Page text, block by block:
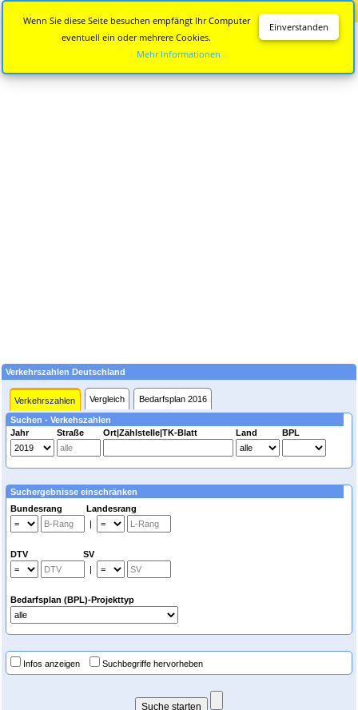
Verkehrszahlen Deutschland
Verkehrszahlen Vergleich Bedarfsplan 2016
Suchen - Verkehszahlen
Jahr
Straße Ort|Zählstelle|TK-Blatt Land BPL
Suchergebnisse einschränken
Bundesrang Landesrang
|
DTV SV
|
Bedarfsplan (BPL)-Projekttyp
Infos anzeigen Suchbegriffe hervorheben
Einverstanden
Wenn Sie diese Seite besuchen empfängt Ihr Computer
eventuell ein oder mehrere Cookies.
Mehr Informationen